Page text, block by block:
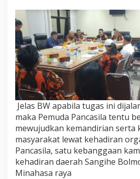
Jelas BW apabila tugas ini
maka Pemuda Pancasila tentu
mewujudkan kemandirian serta
masyarakat lewat kehadiran
Pancasila, satu kebanggaan
kehadiran daerah Sangihe
Minahasa raya